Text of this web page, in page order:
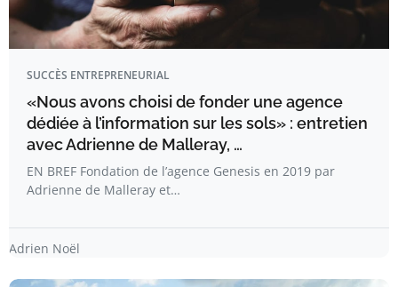
SUCCÈS ENTREPRENEURIAL
«Nous avons choisi de fonder une agence
dédiée à l’information sur les sols» : entretien
avec Adrienne de Malleray, …
EN BREF Fondation de l’agence Genesis en 2019 par
Adrienne de Malleray et…
Adrien Noël